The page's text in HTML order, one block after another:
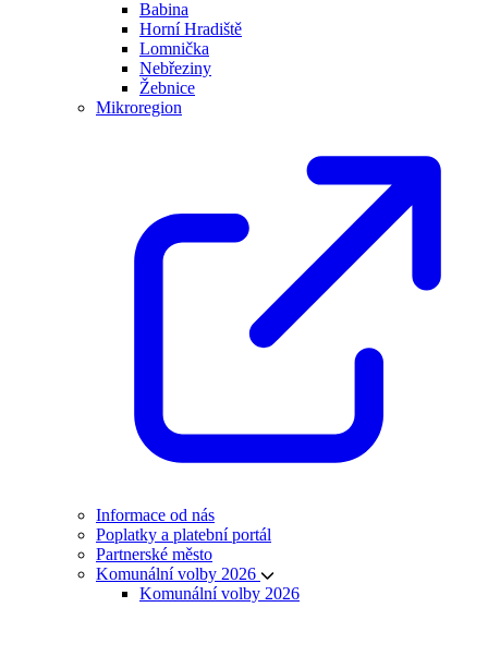
Babina
Horní Hradiště
Lomnička
Nebřeziny
Žebnice
Mikroregion
Informace od nás
Poplatky a platební portál
Partnerské město
Komunální volby 2026
Komunální volby 2026